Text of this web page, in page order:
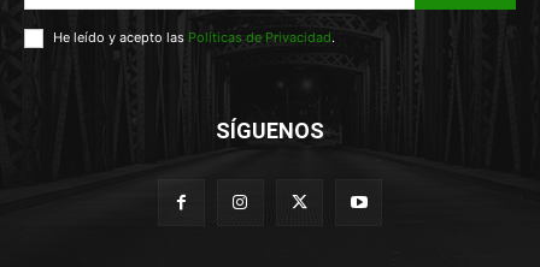
He leído y acepto las Políticas de Privacidad.
SÍGUENOS